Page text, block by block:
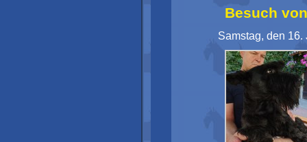
Besuch
Samstag, den 16.